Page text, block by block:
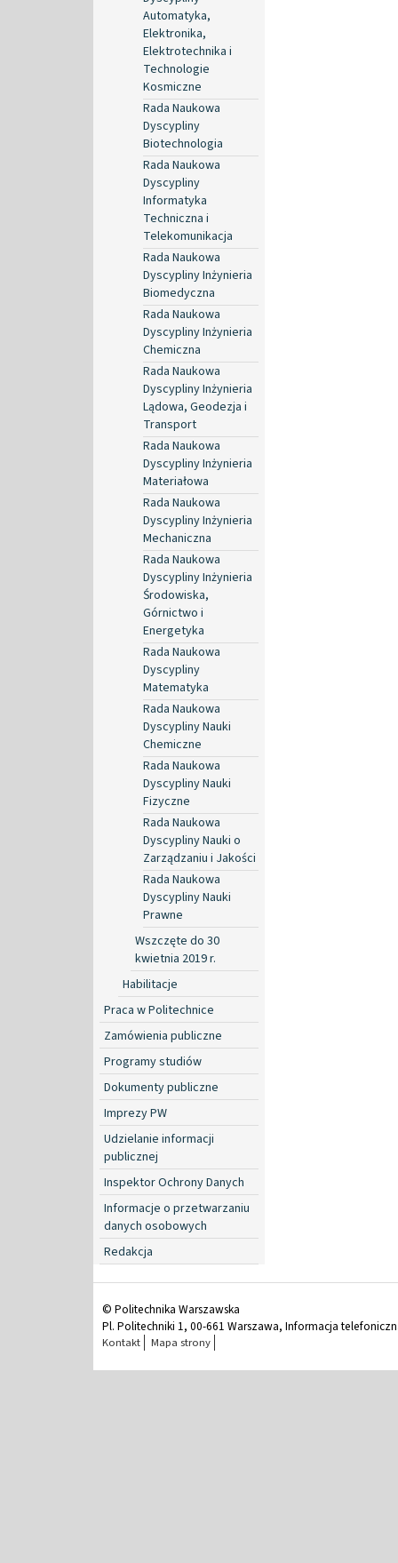
Automatyka,
Elektronika,
Elektrotechnika i
Technologie
Kosmiczne
Rada Naukowa
Dyscypliny
Biotechnologia
Rada Naukowa
Dyscypliny
Informatyka
Techniczna i
Telekomunikacja
Rada Naukowa
Dyscypliny Inżynieria
Biomedyczna
Rada Naukowa
Dyscypliny Inżynieria
Chemiczna
Rada Naukowa
Dyscypliny Inżynieria
Lądowa, Geodezja i
Transport
Rada Naukowa
Dyscypliny Inżynieria
Materiałowa
Rada Naukowa
Dyscypliny Inżynieria
Mechaniczna
Rada Naukowa
Dyscypliny Inżynieria
Środowiska,
Górnictwo i
Energetyka
Rada Naukowa
Dyscypliny
Matematyka
Rada Naukowa
Dyscypliny Nauki
Chemiczne
Rada Naukowa
Dyscypliny Nauki
Fizyczne
Rada Naukowa
Dyscypliny Nauki o
Zarządzaniu i Jakości
Rada Naukowa
Dyscypliny Nauki
Prawne
Wszczęte do 30
kwietnia 2019 r.
Habilitacje
Praca w Politechnice
Zamówienia publiczne
Programy studiów
Dokumenty publiczne
Imprezy PW
Udzielanie informacji
publicznej
Inspektor Ochrony Danych
Informacje o przetwarzaniu
danych osobowych
Redakcja
© Politechnika Warszawska
Pl. Politechniki 1, 00-661 Warszawa, Informacja
Kontakt Mapa strony